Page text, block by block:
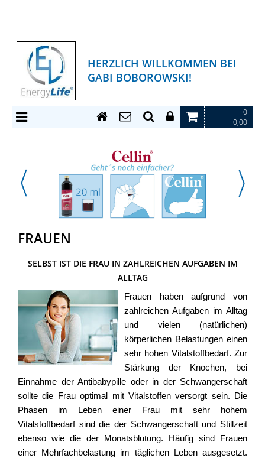
HERZLICH WILLKOMMEN BEI
GABI BOBOROWSKI!
0
0,00
FRAUEN
SELBST IST DIE FRAU IN ZAHLREICHEN AUFGABEN IM
ALLTAG
Frauen haben aufgrund von
zahlreichen Aufgaben im Alltag
und vielen (natürlichen)
körperlichen Belastungen einen
sehr hohen Vitalstoffbedarf. Zur
Stärkung der Knochen, bei
Einnahme der Antibabypille oder in der Schwangerschaft
sollte die Frau optimal mit Vitalstoffen versorgt sein. Die
Phasen im Leben einer Frau mit sehr hohem
Vitalstoffbedarf sind die der Schwangerschaft und Stillzeit
ebenso wie die der Monatsblutung. Häufig sind Frauen
einer Mehrfachbelastung im täglichen Leben ausgesetzt.